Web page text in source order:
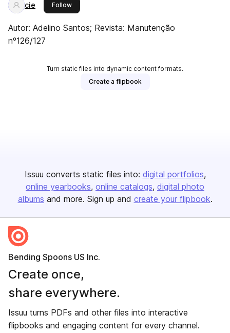
cie Followthis publisher
Autor: Adelino Santos; Revista: Manutenção
nº126/127
Turn static files into dynamic content formats.
Create a flipbook
Issuu converts static files into: digital portfolios
online yearbooks online catalogs digital photo
albums and more. Sign up and create your flipbook.
Bending Spoons US Inc.
Create once,
share everywhere.
Issuu turns PDFs and other files into interactive
flipbooks and engaging content for every channel.